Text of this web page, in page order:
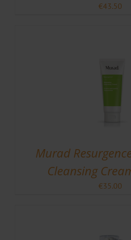
€43.50
Murad
Cleansing
€35.00